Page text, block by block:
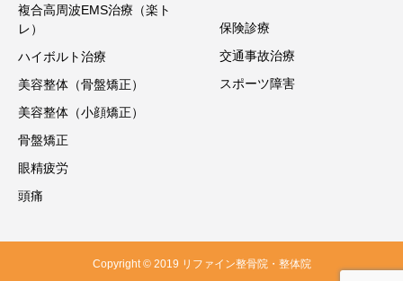
複合高周波EMS治療（楽ト
レ）
ハイボルト治療
美容整体（骨盤矯正）
美容整体（小顔矯正）
骨盤矯正
眼精疲労
頭痛
保険診療
交通事故治療
スポーツ障害
Copyright © 2019 リファイン整骨院・整体院